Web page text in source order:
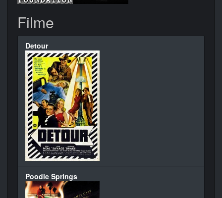
Filme
Detour
Poodle Springs